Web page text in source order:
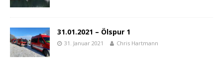
31.01.2021 – Ölspur 1
31. Januar 2021 Chris Hartmann